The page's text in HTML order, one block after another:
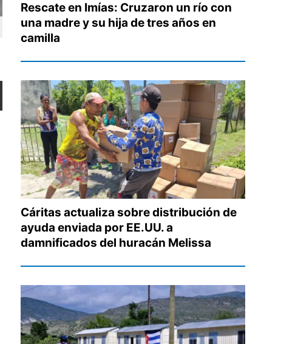
Rescate en Imías: Cruzaron un río con
una madre y su hija de tres años en
camilla
Cáritas actualiza sobre distribución de
ayuda enviada por EE.UU. a
damnificados del huracán Melissa